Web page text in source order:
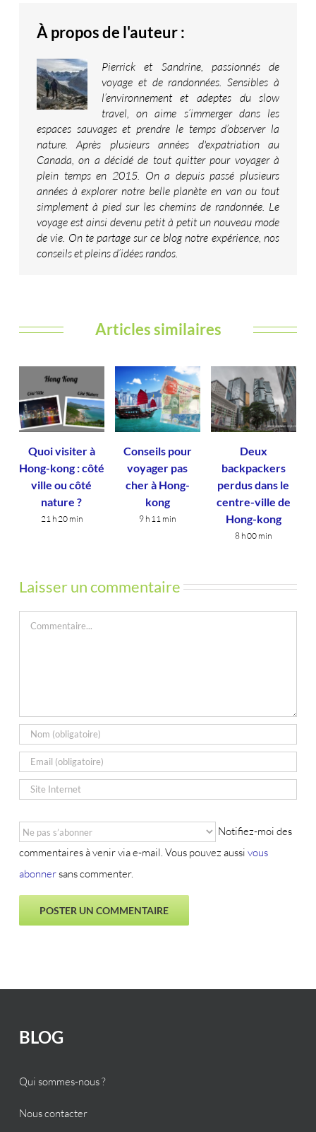
À propos de l'auteur :
Pierrick et Sandrine, passionnés de
voyage et de randonnées. Sensibles à
l’environnement et adeptes du slow
travel, on aime s’immerger dans les
espaces sauvages et prendre le temps d’observer la
nature. Après plusieurs années d'expatriation au
Canada, on a décidé de tout quitter pour voyager à
plein temps en 2015. On a depuis passé plusieurs
années à explorer notre belle planète en van ou tout
simplement à pied sur les chemins de randonnée. Le
voyage est ainsi devenu petit à petit un nouveau mode
de vie. On te partage sur ce blog notre expérience, nos
conseils et pleins d’idées randos.
Articles similaires
Quoi visiter à
Hong-kong : côté
ville ou côté
nature ?
21 h 20 min
Conseils pour
voyager pas
cher à Hong-
kong
9 h 11 min
Deux
backpackers
perdus dans le
centre-ville de
Hong-kong
8 h 00 min
Laisser un commentaire
Commentaire
Notifiez-moi des
commentaires à venir via e-mail. Vous pouvez aussi vous
abonnersans commenter.
BLOG
Qui sommes-nous ?
Nous contacter